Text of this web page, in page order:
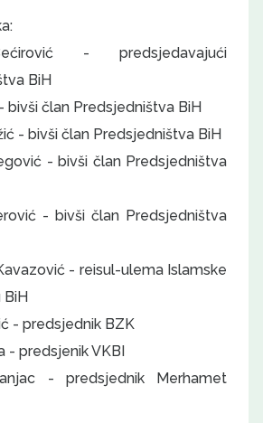
- predsjedavajući
BiH
bivši član Predsjedništva BiH
- bivši član Predsjedništva BiH
- bivši član Predsjedništva
- bivši član Predsjedništva
- reisul-ulema Islamske
- predsjednik BZK
- predsjenik VKBI
- predsjednik Merhamet